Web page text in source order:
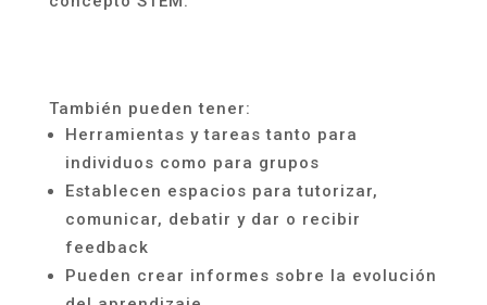
También pueden tener:
Herramientas y tareas tanto para
individuos como para grupos
Establecen espacios para tutorizar,
comunicar, debatir y dar o recibir
feedback
Pueden crear informes sobre la evolución